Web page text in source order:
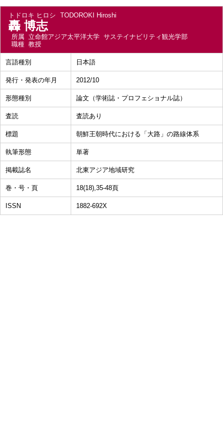
トドロキ ヒロシ TODOROKI Hiroshi
轟 博志
所属 立命館アジア太平洋大学 サステイナビリティ観光学部
職種 教授
言語種別 日本語
発行・発表の年月 2012/10
形態種別 論文（学術誌・プロフェショナル誌）
査読 査読あり
標題 朝鮮王朝時代における「大路」の路線体系
執筆形態 単著
掲載誌名 北東アジア地域研究
巻・号・頁 18(18),35-48頁
ISSN 1882-692X